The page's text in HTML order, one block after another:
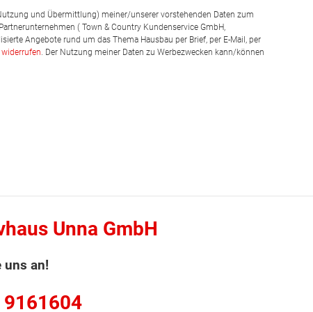
und Übermittlung) meiner/unserer vorstehenden Daten zum
( Town & Country Kundenservice GmbH,
Angebote rund um das Thema Hausbau per Brief, per E-Mail, per
widerrufen. Der Nutzung meiner Daten zu Werbezwecken kann/können
Unna GmbH
uns an!